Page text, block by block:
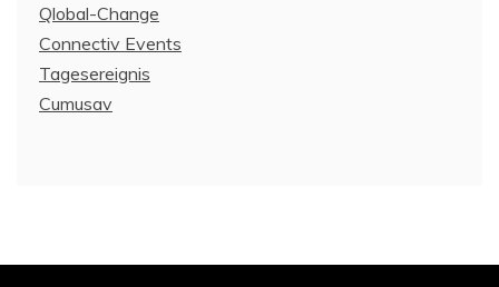
Qlobal-Change
Connectiv Events
Tagesereignis
Cumusav